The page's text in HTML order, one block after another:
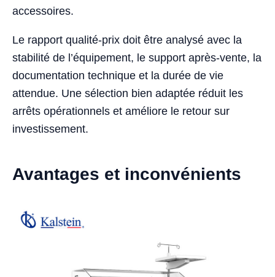
accessoires.
Le rapport qualité-prix doit être analysé avec la
stabilité de l’équipement, le support après-vente, la
documentation technique et la durée de vie
attendue. Une sélection bien adaptée réduit les
arrêts opérationnels et améliore le retour sur
investissement.
Avantages et inconvénients